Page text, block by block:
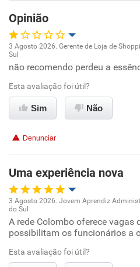
Ambiente de trabalho
Conciliação com a vida familiar
Benefícios
Recomenda esta empresa
Opinião
Ambiente de trabalho
Conciliação com a vida familiar
Não recomenda esta empresa
Não recomenda a diretoria
3 Agosto 2026. Gerente de Loja de
Sul
não recomendo perdeu a
Esta avaliação foi útil?
Sim Não
Denunciar
Uma experiência nova
Oportunidade de promoção
3 Agosto 2026. Jovem Aprendiz
do Sul
A rede Colombo oferece vagas
possibilitam os funcionários a
Esta avaliação foi útil?